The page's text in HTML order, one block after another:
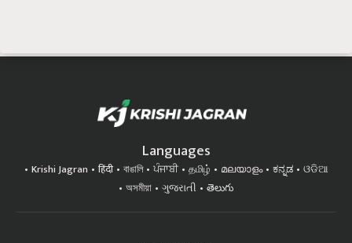
Languages
Krishi Jagran हिंदी বাঙালি ਪੰਜਾਬੀ தமிழ் മലയാളം ಕನ್ನಡ
ଓଡିଆ
অসমীয়া
ગુજરાતી తెలుగు